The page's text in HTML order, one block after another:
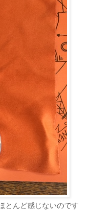
とんど感じないのです